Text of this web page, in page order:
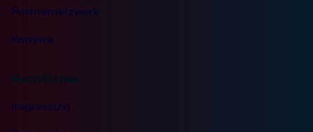
Partnernetzwerk
Karriere
Rechtliches
Impressum